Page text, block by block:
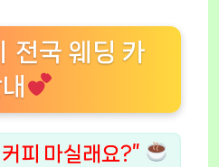
전국 웨딩 카
피 마실래요?”